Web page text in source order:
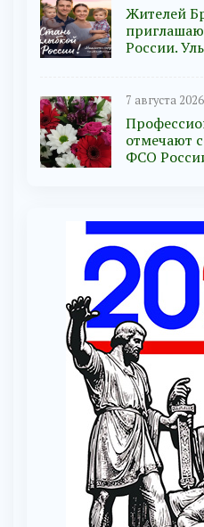
Жителей
России.
7 августа
отмечают
ФСО